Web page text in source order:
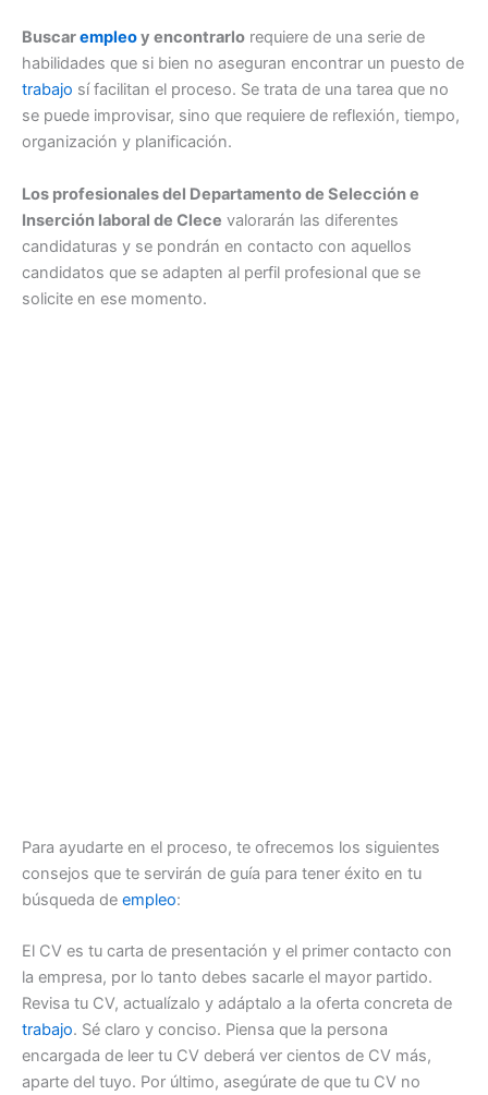
Buscarempleoy encontrarlo requiere de una serie de
habilidades que si bien no aseguran encontrar un puesto de
trabajo sí facilitan el proceso. Se trata de una tarea que no
se puede improvisar, sino que requiere de reflexión, tiempo,
organización y planificación.
Los profesionales del Departamento de Selección e
Inserción laboral de Clece valorarán las diferentes
candidaturas y se pondrán en contacto con aquellos
candidatos que se adapten al perfil profesional que se
solicite en ese momento.
Para ayudarte en el proceso, te ofrecemos los siguientes
consejos que te servirán de guía para tener éxito en tu
búsqueda de empleo:
El CV es tu carta de presentación y el primer contacto con
la empresa, por lo tanto debes sacarle el mayor partido.
Revisa tu CV, actualízalo y adáptalo a la oferta concreta de
trabajo. Sé claro y conciso. Piensa que la persona
encargada de leer tu CV deberá ver cientos de CV más,
aparte del tuyo. Por último, asegúrate de que tu CV no